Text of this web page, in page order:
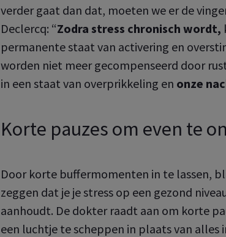
verder gaat dan dat, moeten we er de
Declercq: “Zodra stress chronisch wordt,
permanente staat van activering en
worden niet meer gecompenseerd door
in een staat van overprikkeling en onze
Korte pauzes om even te
Door korte buffermomenten in te lassen,
zeggen dat je je stress op een gezond
aanhoudt. De dokter raadt aan om korte
een luchtje te scheppen in plaats van